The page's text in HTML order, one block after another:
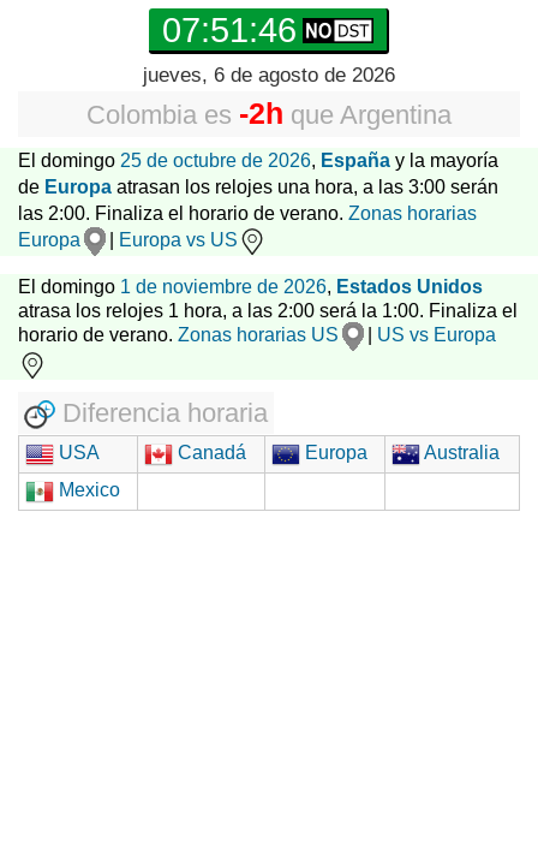
07:51:46
jueves, 6 de agosto de 2026
Colombia es -2h que Argentina
El domingo 25 de octubre de 2026, España y la mayoría
de Europa atrasan los relojes una hora, a las 3:00 serán
las 2:00. Finaliza el horario de verano. Zonas horarias
Europa
Europa vs US
El domingo 1 de noviembre de 2026, Estados Unidos
atrasa los relojes 1 hora, a las 2:00 será la 1:00. Finaliza el
horario de verano. Zonas horarias US US vs Europa
Diferencia horaria
USA Canadá Europa
Australia
Mexico